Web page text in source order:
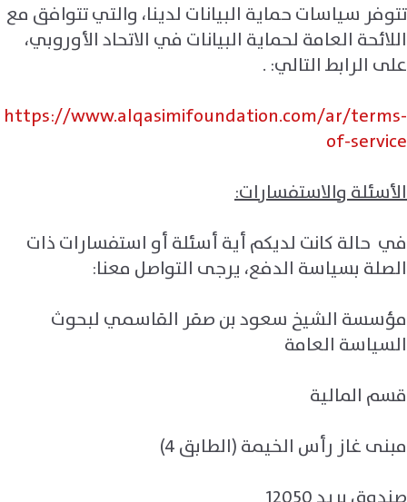
تتوفر سياسات حماية البيانات لدينا، والتي تتوافق مع
اللائحة العامة لحماية البيانات في الاتحاد الأوروبي،
على الرابط التالي: .
https://www.alqasimifoundation.com/ar/terms-
of-service
الأسئلة والاستفسارات:
في حالة كانت لديكم أية أسئلة أو استفسارات ذات
الصلة بسياسة الدفع، يرجى التواصل معنا:
مؤسسة الشيخ سعود بن صقر القاسمي لبحوث
السياسة العامة
قسم المالية
مبنى غاز رأس الخيمة (الطابق 4)